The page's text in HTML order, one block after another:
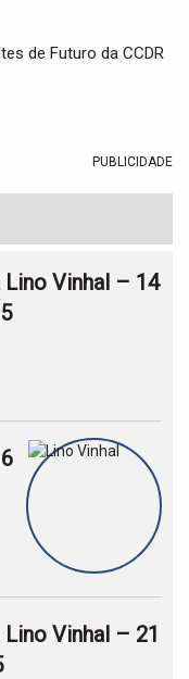
de Futuro da CCDR
PUBLICIDADE
Vinhal – 14
Vinhal – 21